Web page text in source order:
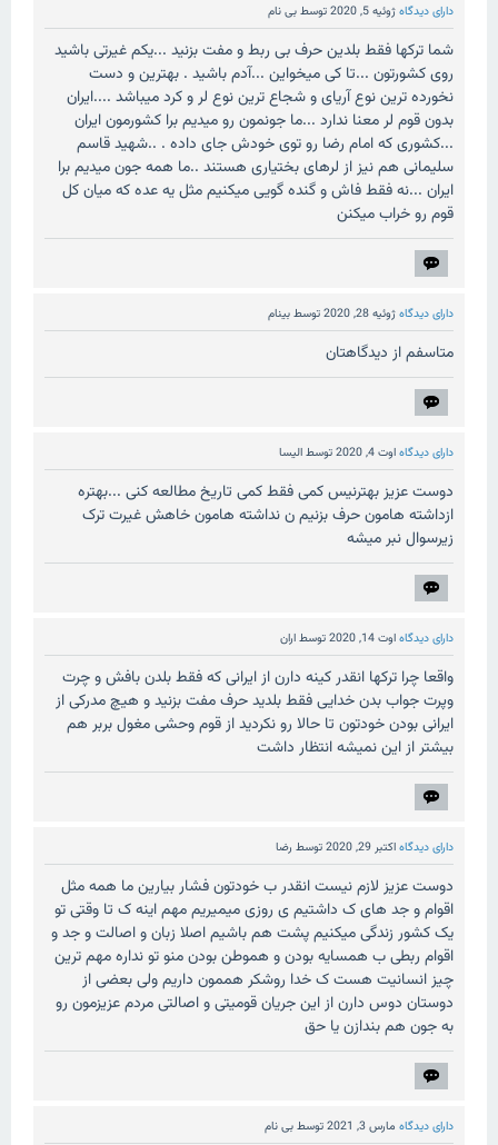
دارای دیدگاهژوئیه 5, 2020 توسطبی نام
شما ترکها فقط بلدین حرف بی ربط و مفت بزنید ...یکم غیرتی باشید
روی کشورتون ...تا کی میخواین ...آدم باشید . بهترین و دست
نخورده ترین نوع آریای و شجاع ترین نوع لر و کرد میباشد ....ایران
بدون قوم لر معنا ندارد ...ما جونمون رو میدیم برا کشورمون ایران
...کشوری که امام رضا رو توی خودش جای داده . ..شهید قاسم
سلیمانی هم نیز از لرهای بختیاری هستند ..ما همه جون میدیم برا
ایران ...نه فقط فاش و گنده گویی میکنیم مثل یه عده که میان کل
قوم رو خراب میکنن
دارای دیدگاهژوئیه 28, 2020 توسطبینام
متاسفم از دیدگاهتان
دارای دیدگاهاوت 4, 2020 توسطالیسا
دوست عزیز بهترنیس کمی فقط کمی تاریخ مطالعه کنی ...بهتره
ازداشته هامون حرف بزنیم ن نداشته هامون خاهش غیرت ترک
زیرسوال نبر میشه
دارای دیدگاهاوت 14, 2020 توسطاران
واقعا چرا ترکها انقدر کینه دارن از ایرانی که فقط بلدن بافش و چرت
وپرت جواب بدن خدایی فقط بلدید حرف مفت بزنید و هیچ مدرکی از
ایرانی بودن خودتون تا حالا رو نکردید از قوم وحشی مغول بربر هم
بیشتر از این نمیشه انتظار داشت
دارای دیدگاهاکتبر 29, 2020 توسط رضا
دوست عزیز لازم نیست انقدر ب خودتون فشار بیارین ما همه مثل
اقوام و جد های ک داشتیم ی روزی میمیریم مهم اینه ک تا وقتی تو
یک کشور زندگی میکنیم پشت هم باشیم اصلا زبان و اصالت و جد و
اقوام ربطی ب همسایه بودن و هموطن بودن منو تو نداره مهم ترین
چیز انسانیت هست ک خدا روشکر هممون داریم ولی بعضی از
دوستان دوس دارن از این جریان قومیتی و اصالتی مردم عزیزمون رو
به جون هم بندازن یا حق
دارای دیدگاه مارس 3, 2021 توسطبی نام